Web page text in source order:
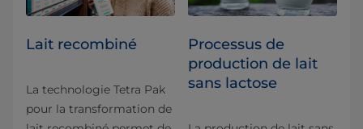
Lait recombiné
La technologie Tetra Pak
pour la transformation de
Processus de
production de lait
sans lactose